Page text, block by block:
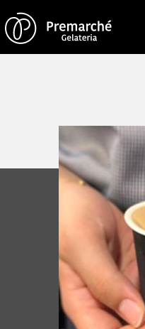
ジェラテリアの紹介
ジェラートについて
直営店・支店・分店
フレーバー（メニュー）
通販のご案内
お知らせ・メディア掲載
お問い合わせ